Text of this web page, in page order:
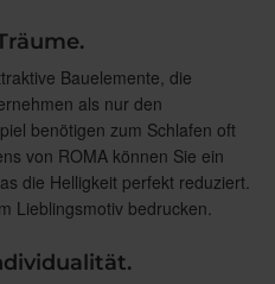
Bauelemente, die
als nur den
benötigen zum Schlafen oft
von ROMA können Sie ein
die Helligkeit perfekt reduziert.
Lieblingsmotiv bedrucken.